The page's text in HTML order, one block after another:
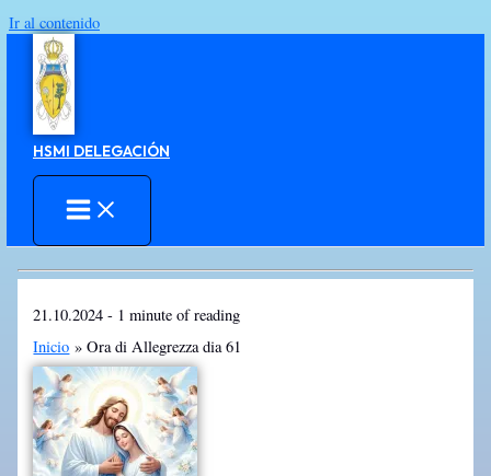
Ir al contenido
HSMI DELEGACIÓN
21.10.2024- 1 minute of reading
Inicio
Ora di Allegrezza dia 61